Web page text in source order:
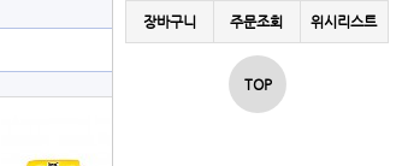
장바구니 주문조회 위시리스트
TOP